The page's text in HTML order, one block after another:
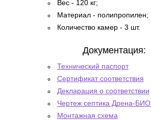
Вес - 120 кг;
Материал - полипропилен;
Количество камер - 3 шт.
Документация:
Технический паспорт
Сертификат соответствия
Декларация о соответствии
Чертеж септика Дрена-БИО
Монтажная схема